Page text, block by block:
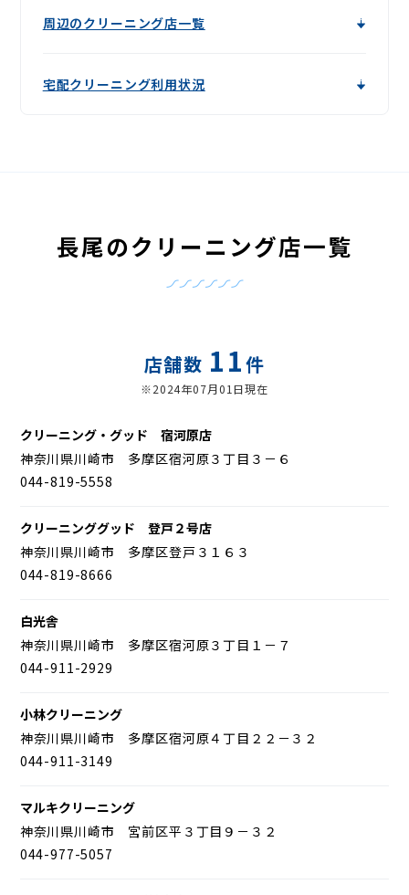
周辺のクリーニング店一覧
宅配クリーニング利用状況
長尾のクリーニング店一覧
店舗数 11件
※2024年07月01日現在
クリーニング・グッド 宿河原店
神奈川県川崎市 多摩区宿河原３丁目３－６
044-819-5558
クリーニンググッド 登戸２号店
神奈川県川崎市 多摩区登戸３１６３
044-819-8666
白光舎
神奈川県川崎市 多摩区宿河原３丁目１－７
044-911-2929
小林クリーニング
神奈川県川崎市 多摩区宿河原４丁目２２－３２
044-911-3149
マルキクリーニング
神奈川県川崎市 宮前区平３丁目９－３２
044-977-5057